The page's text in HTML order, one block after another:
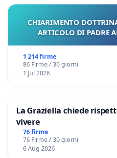
CHIARIMENTO
ARTICOLO DI PADRE
1 214 firme
86 Firme / 30 giorni
1 Jul 2026
La Graziella chiede
vivere
76 firme
76 Firme / 30 giorni
6 Aug 2026